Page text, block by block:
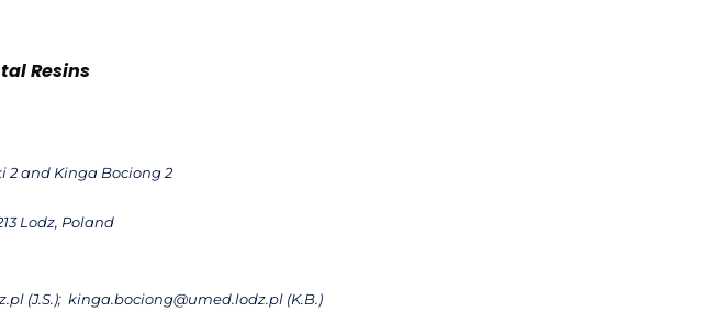
Resins
2 and Kinga Bociong 2
Lodz, Poland
(J.S.); kinga.bociong@umed.lodz.pl (K.B.)